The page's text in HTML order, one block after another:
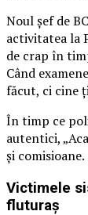
Noul șef de
activitatea la
de crap în
Când
făcut, ci cine
În timp ce
autentici,
și comisioane.
Victimele
fluturaș